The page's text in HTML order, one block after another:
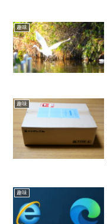
趣味
趣味
趣味